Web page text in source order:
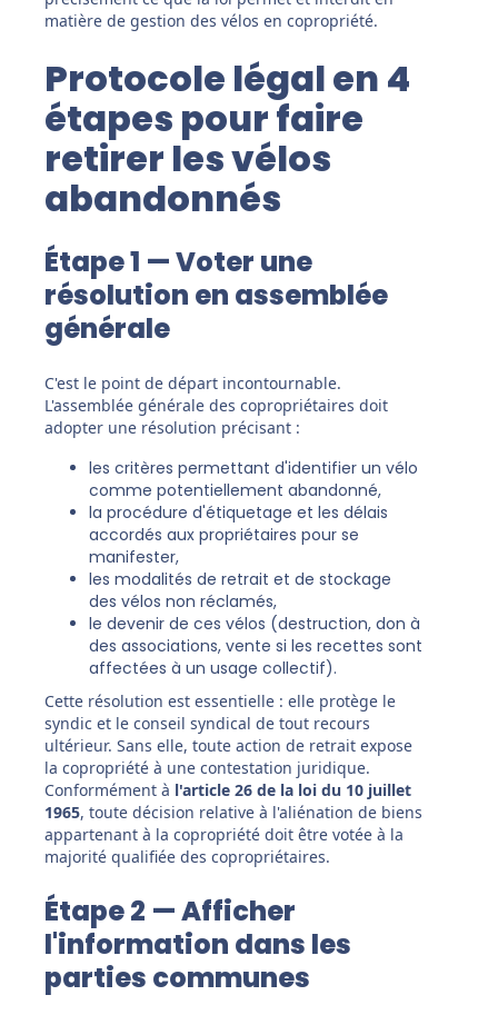
matière de gestion des vélos en copropriété.
Protocole légal en 4
étapes pour faire
retirer les vélos
abandonnés
Étape 1 — Voter une
résolution en assemblée
générale
C'est le point de départ incontournable.
L'assemblée générale des copropriétaires doit
adopter une résolution précisant :
les critères permettant d'identifier un vélo
comme potentiellement abandonné,
la procédure d'étiquetage et les délais
accordés aux propriétaires pour se
manifester,
les modalités de retrait et de stockage
des vélos non réclamés,
le devenir de ces vélos (destruction, don à
des associations, vente si les recettes sont
affectées à un usage collectif).
Cette résolution est essentielle : elle protège le
syndic et le conseil syndical de tout recours
ultérieur. Sans elle, toute action de retrait expose
la copropriété à une contestation juridique.
Conformément à l'article 26 de la loi du 10 juillet
1965, toute décision relative à l'aliénation de biens
appartenant à la copropriété doit être votée à la
majorité qualifiée des copropriétaires.
Étape 2 — Afficher
l'information dans les
parties communes